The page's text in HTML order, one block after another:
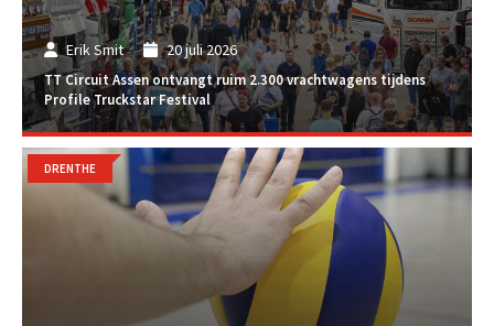
Erik Smit 20 juli 2026
TT Circuit Assen ontvangt ruim 2.300 vrachtwagens tijdens
Profile Truckstar Festival
DRENTHE